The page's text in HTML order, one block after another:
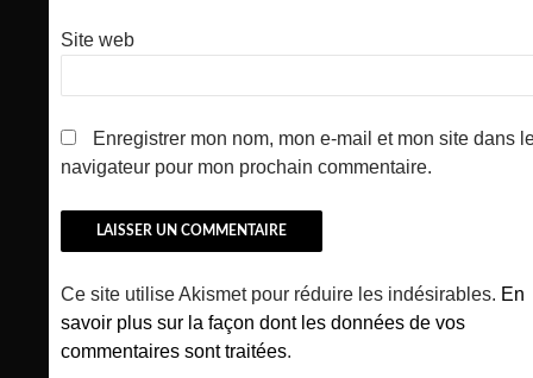
Site web
Enregistrer mon nom, mon e-mail et mon site dans
navigateur pour mon prochain commentaire.
Ce site utilise Akismet pour réduire les indésirables. En
savoir plus sur la façon dont les données de vos
commentaires sont traitées.